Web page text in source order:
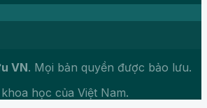
VN. Mọi bản quyền được bảo lưu.
học của Việt Nam.